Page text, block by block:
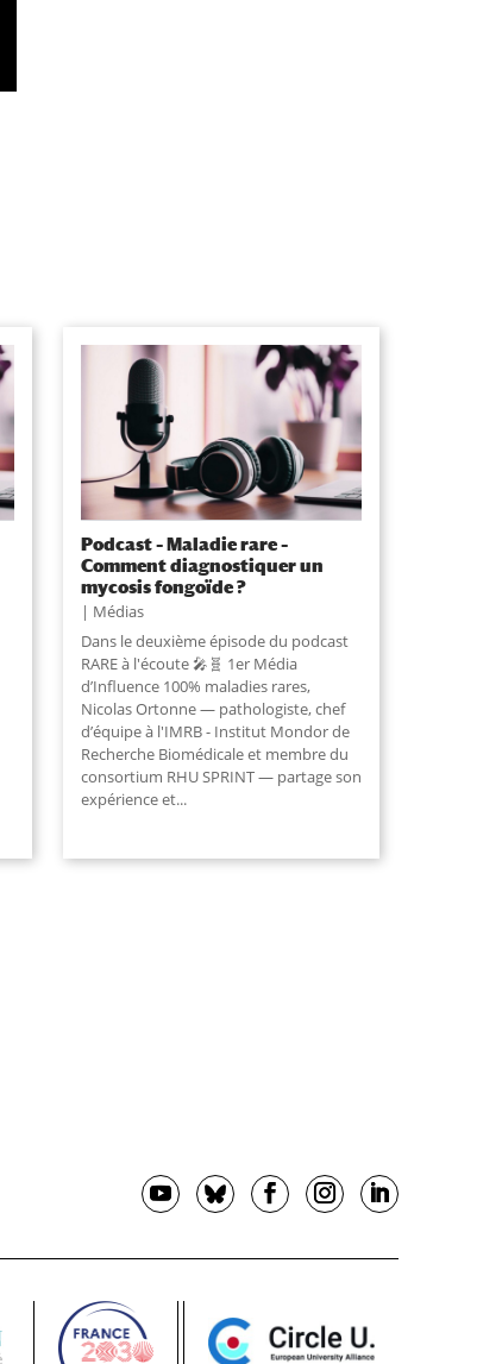
Podcast – Maladie rare –
Comment diagnostiquer un
mycosis fongoïde ?
Médias
Dans le deuxième épisode du podcast
RARE à l'écoute 🎤🧬 1er Média
d’Influence 100% maladies rares,
Nicolas Ortonne — pathologiste, chef
d’équipe à l'IMRB - Institut Mondor de
Recherche Biomédicale et membre du
consortium RHU SPRINT — partage son
expérience et...